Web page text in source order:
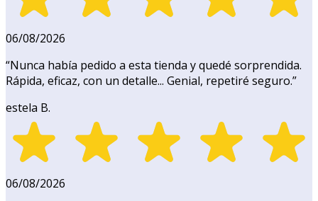
06/08/2026
“Nunca había pedido a esta tienda y quedé sorprendida.
Rápida, eficaz, con un detalle... Genial, repetiré seguro.”
estela B.
06/08/2026